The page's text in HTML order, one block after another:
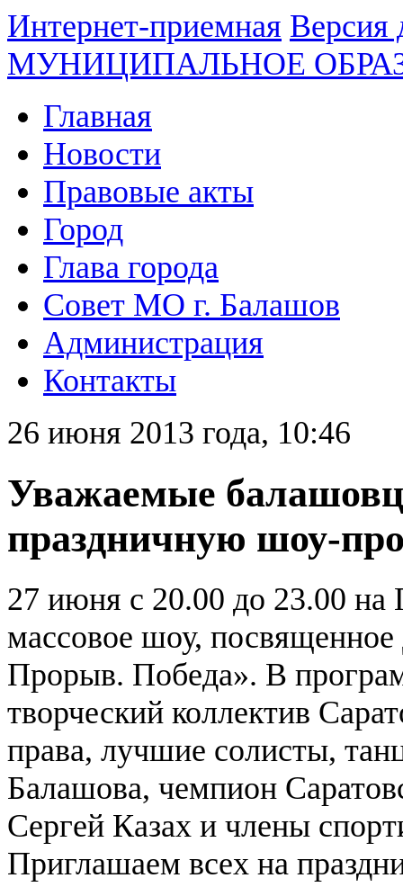
Интернет-приемная Версия
МУНИЦИПАЛЬНОЕ
Главная
Новости
Правовые акты
Город
Глава города
Совет МО г. Балашов
Администрация
Контакты
26 июня 2013 года, 10:46
Уважаемые
праздничную шоу-
27 июня с 20.00 до 23.00 на
массовое шоу,
Прорыв. Победа». В
творческий коллектив
права, лучшие солисты,
Балашова, чемпион
Сергей Казах и члены
Приглашаем всех на